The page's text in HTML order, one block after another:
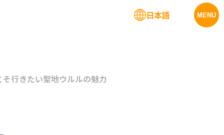
MENU
日本語
行きたい聖地ウルルの魅力